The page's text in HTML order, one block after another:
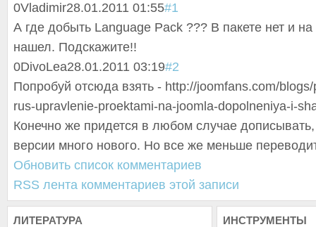
0Vladimir28.01.2011 01:55#1
А где добыть Language Pack ??? В пакете нет и
нашел. Подскажите!!
0DivoLea28.01.2011 03:19#2
Попробуй отсюда взять - http://joomfans.com/
rus-upravlenie-proektami-na-joomla-dopolneniya-i-
Конечно же придется в любом случае дописывать,
версии много нового. Но все же меньше
Обновить список комментариев
RSS лента комментариев этой записи
ЛИТЕРАТУРА ИНСТРУМЕНТЫ